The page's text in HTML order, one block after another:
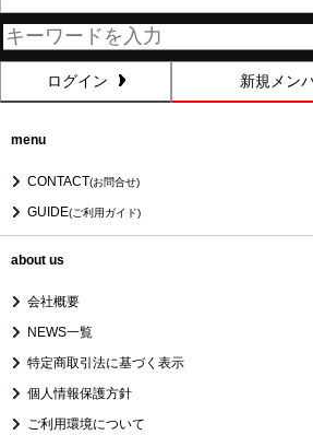
ログイン 新規メン
menu
CONTACT(お問合せ)
GUIDE(ご利用ガイド)
about us
会社概要
NEWS一覧
特定商取引法に基づく表示
個人情報保護方針
ご利用環境について